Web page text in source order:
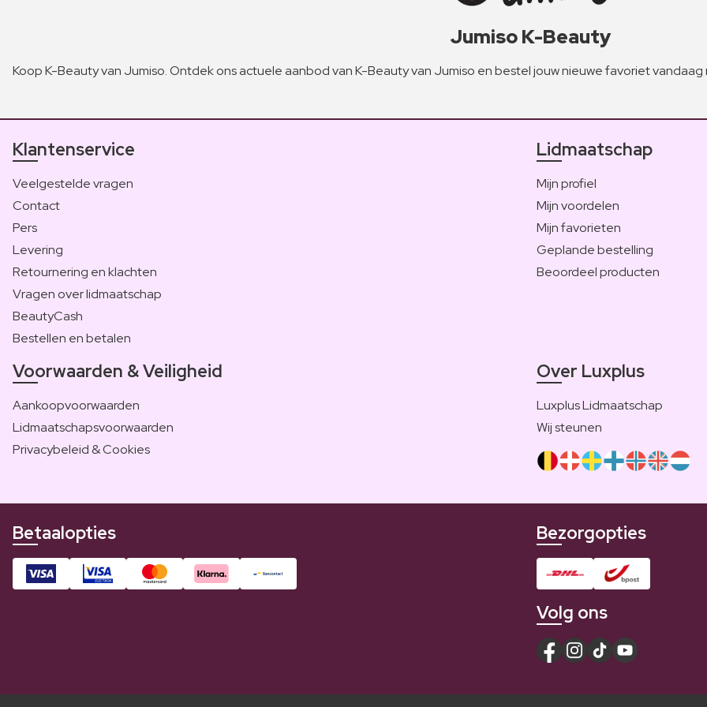
Jumiso K-Beauty
Koop K-Beauty van Jumiso. Ontdek ons actuele aanbod van K-Beauty van Jumiso en bestel jouw nieuwe favoriet vandaag
Klantenservice
Veelgestelde vragen
Contact
Pers
Levering
Retournering en klachten
Vragen over lidmaatschap
BeautyCash
Bestellen en betalen
Lidmaatschap
Mijn profiel
Mijn voordelen
Mijn favorieten
Geplande bestelling
Beoordeel producten
Voorwaarden & Veiligheid
Aankoopvoorwaarden
Lidmaatschapsvoorwaarden
Privacybeleid & Cookies
Over Luxplus
Luxplus Lidmaatschap
Wij steunen
Betaalopties Bezorgopties
Volg ons